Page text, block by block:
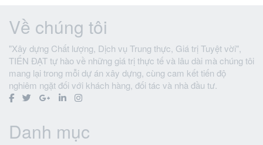
Về chúng tôi
"Xây dựng Chất lượng, Dịch vụ Trung thực, Giá trị Tuyệt vời",
TIẾN ĐẠT tự hào về những giá trị thực tế và lâu dài mà chúng tôi
mang lại trong mỗi dự án xây dựng, cùng cam kết tiến độ
nghiêm ngặt đối với khách hàng, đối tác và nhà đầu tư.
Danh mục